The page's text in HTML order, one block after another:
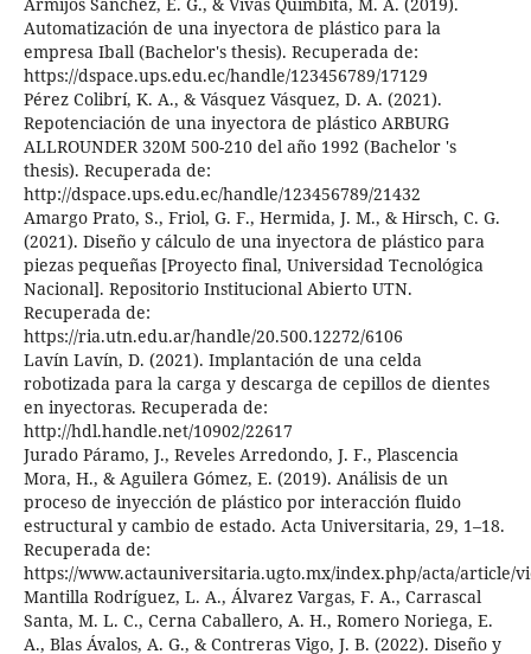
Automatización de una inyectora de plástico para la
empresa Iball (Bachelor's thesis). Recuperada de:
https://dspace.ups.edu.ec/handle/123456789/17129
Pérez Colibrí, K. A., & Vásquez Vásquez, D. A. (2021).
Repotenciación de una inyectora de plástico ARBURG
ALLROUNDER 320M 500-210 del año 1992 (Bachelor 's
thesis). Recuperada de:
http://dspace.ups.edu.ec/handle/123456789/21432
Amargo Prato, S., Friol, G. F., Hermida, J. M., & Hirsch, C. G.
(2021). Diseño y cálculo de una inyectora de plástico para
piezas pequeñas [Proyecto final, Universidad Tecnológica
Nacional]. Repositorio Institucional Abierto UTN.
Recuperada de:
https://ria.utn.edu.ar/handle/20.500.12272/6106
Lavín Lavín, D. (2021). Implantación de una celda
robotizada para la carga y descarga de cepillos de dientes
en inyectoras. Recuperada de:
http://hdl.handle.net/10902/22617
Jurado Páramo, J., Reveles Arredondo, J. F., Plascencia
Mora, H., & Aguilera Gómez, E. (2019). Análisis de un
proceso de inyección de plástico por interacción fluido
estructural y cambio de estado. Acta Universitaria, 29, 1–18.
Recuperada de:
https://www.actauniversitaria.ugto.mx/index.php/acta/article/
Mantilla Rodríguez, L. A., Álvarez Vargas, F. A., Carrascal
Santa, M. L. C., Cerna Caballero, A. H., Romero Noriega, E.
A., Blas Ávalos, A. G., & Contreras Vigo, J. B. (2022). Diseño y